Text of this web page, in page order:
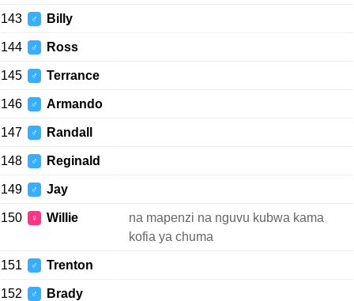
143 ♂ Billy
144 ♂ Ross
145 ♂ Terrance
146 ♂ Armando
147 ♂ Randall
148 ♂ Reginald
149 ♂ Jay
150 ♀ Willie
na mapenzi na nguvu kubwa kama
kofia ya chuma
151 ♂ Trenton
152 ♂ Brady